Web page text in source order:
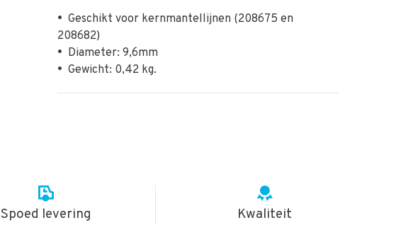
• Geschikt voor kernmantellijnen (208675 en
208682)
• Diameter: 9,6mm
• Gewicht: 0,42 kg.
Spoed levering Kwaliteit